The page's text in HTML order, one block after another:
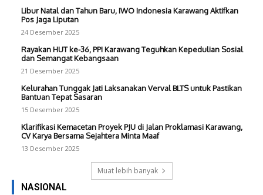
Libur Natal dan Tahun Baru, IWO Indonesia Karawang Aktifkan
Pos Jaga Liputan
24 Desember 2025
Rayakan HUT ke-36, PPI Karawang Teguhkan Kepedulian Sosial
dan Semangat Kebangsaan
21 Desember 2025
Kelurahan Tunggak Jati Laksanakan Verval BLTS untuk Pastikan
Bantuan Tepat Sasaran
15 Desember 2025
Klarifikasi Kemacetan Proyek PJU di Jalan Proklamasi Karawang,
CV Karya Bersama Sejahtera Minta Maaf
13 Desember 2025
Muat lebih banyak
NASIONAL